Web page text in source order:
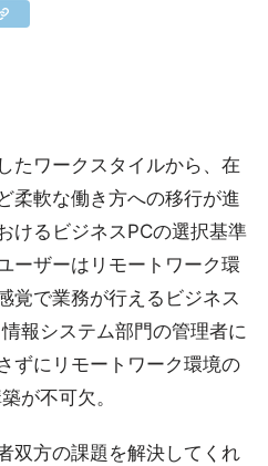
たワークスタイルから、在
柔軟な働き方への移行が進
けるビジネスPCの選択基準
ーザーはリモートワーク環
覚で業務が行えるビジネス
報システム部門の管理者に
ずにリモートワーク環境の
が不可欠。
双方の課題を解決してくれ